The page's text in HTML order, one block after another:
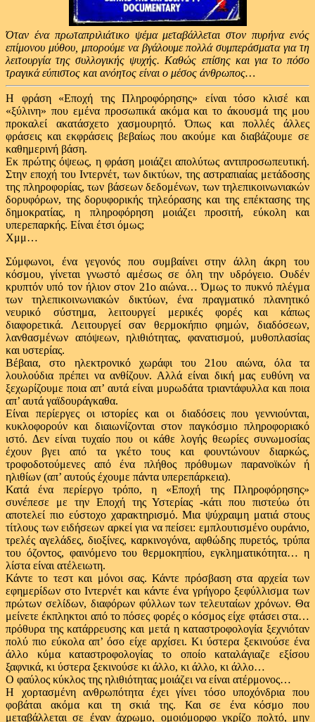
Όταν ένα πρωταπριλιάτικο ψέμα μεταβάλλεται στον πυρήνα ενός
επίμονου μύθου, μπορούμε να βγάλουμε πολλά συμπεράσματα για τη
λειτουργία της συλλογικής ψυχής. Καθώς επίσης και για το πόσο
τραγικά εύπιστος και ανόητος είναι ο μέσος άνθρωπος…
Η φράση «Εποχή της Πληροφόρησης» είναι τόσο κλισέ και
«ξύλινη» που εμένα προσωπικά ακόμα και το άκουσμά της μου
προκαλεί ακατάσχετο χασμουρητό. Όπως και πολλές άλλες
φράσεις και εκφράσεις βεβαίως που ακούμε και διαβάζουμε σε
καθημερινή βάση.
Εκ πρώτης όψεως, η φράση μοιάζει απολύτως αντιπροσωπευτική.
Στην εποχή του Ιντερνέτ, των δικτύων, της αστραπιαίας μετάδοσης
της πληροφορίας, των βάσεων δεδομένων, των τηλεπικοινωνιακών
δορυφόρων, της δορυφορικής τηλεόρασης και της επέκτασης της
δημοκρατίας, η πληροφόρηση μοιάζει προσιτή, εύκολη και
υπερεπαρκής. Είναι έτσι όμως;
Χμμ…
Σύμφωνοι, ένα γεγονός που συμβαίνει στην άλλη άκρη του
κόσμου, γίνεται γνωστό αμέσως σε όλη την υδρόγειο. Ουδέν
κρυπτόν υπό τον ήλιον στον 21ο αιώνα… Όμως το πυκνό πλέγμα
των τηλεπικοινωνιακών δικτύων, ένα πραγματικό πλανητικό
νευρικό σύστημα, λειτουργεί μερικές φορές και κάπως
διαφορετικά. Λειτουργεί σαν θερμοκήπιο φημών, διαδόσεων,
λανθασμένων απόψεων, ηλιθιότητας, φανατισμού, μυθοπλασίας
και υστερίας.
Βέβαια, στο ηλεκτρονικό χωράφι του 21ου αιώνα, όλα τα
λουλούδια πρέπει να ανθίζουν. Αλλά είναι δική μας ευθύνη να
ξεχωρίζουμε ποια απ’ αυτά είναι μυρωδάτα τριαντάφυλλα και ποια
απ’ αυτά γαϊδουράγκαθα.
Είναι περίεργες οι ιστορίες και οι διαδόσεις που γεννιούνται,
κυκλοφορούν και διαιωνίζονται στον παγκόσμιο πληροφοριακό
ιστό. Δεν είναι τυχαίο που οι κάθε λογής θεωρίες συνωμοσίας
έχουν βγει από τα γκέτο τους και φουντώνουν διαρκώς,
τροφοδοτούμενες από ένα πλήθος πρόθυμων παρανοϊκών ή
ηλιθίων (απ’ αυτούς έχουμε πάντα υπερεπάρκεια).
Κατά ένα περίεργο τρόπο, η «Εποχή της Πληροφόρησης»
συνέπεσε με την Εποχή της Υστερίας -κάτι που πιστεύω ότι
αποτελεί πιο εύστοχο χαρακτηρισμό. Μια ψύχραιμη ματιά στους
τίτλους των ειδήσεων αρκεί για να πείσει: εμπλουτισμένο ουράνιο,
τρελές αγελάδες, διοξίνες, καρκινογόνα, αφθώδης πυρετός, τρύπα
του όζοντος, φαινόμενο του θερμοκηπίου, εγκληματικότητα… η
λίστα είναι ατέλειωτη.
Κάντε το τεστ και μόνοι σας. Κάντε πρόσβαση στα αρχεία των
εφημερίδων στο Ιντερνέτ και κάντε ένα γρήγορο ξεφύλλισμα των
πρώτων σελίδων, διαφόρων φύλλων των τελευταίων χρόνων. Θα
μείνετε έκπληκτοι από το πόσες φορές ο κόσμος είχε φτάσει στα…
πρόθυρα της κατάρρευσης και μετά η καταστροφολογία ξεχνιόταν
πολύ πιο εύκολα απ’ όσο είχε αρχίσει. Κι ύστερα ξεκινούσε ένα
άλλο κύμα καταστροφολογίας το οποίο καταλάγιαζε εξίσου
ξαφνικά, κι ύστερα ξεκινούσε κι άλλο, κι άλλο, κι άλλο…
Ο φαύλος κύκλος της ηλιθιότητας μοιάζει να είναι ατέρμονος…
Η χορτασμένη ανθρωπότητα έχει γίνει τόσο υποχόνδρια που
φοβάται ακόμα και τη σκιά της. Και σε ένα κόσμο που
μεταβάλλεται σε έναν άχρωμο, ομοιόμορφο γκρίζο πολτό, μην